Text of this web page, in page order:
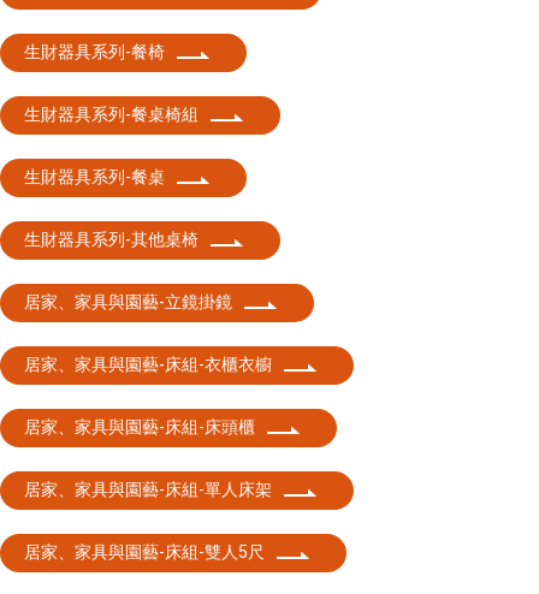
生財器具系列-餐椅
生財器具系列-餐桌椅組
生財器具系列-餐桌
生財器具系列-其他桌椅
居家、家具與園藝-立鏡掛鏡
居家、家具與園藝-床組-衣櫃衣櫥
居家、家具與園藝-床組-床頭櫃
居家、家具與園藝-床組-單人床架
居家、家具與園藝-床組-雙人5尺